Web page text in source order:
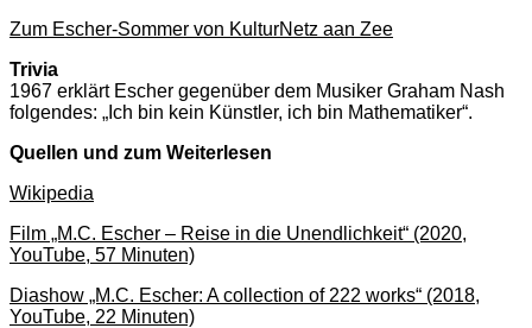
Zum Escher-Sommer von KulturNetz aan Zee
Trivia
1967 erklärt Escher gegenüber dem Musiker Graham Nash
folgendes: „Ich bin kein Künstler, ich bin Mathematiker“.
Quellen und zum Weiterlesen
Wikipedia
Film „M.C. Escher – Reise in die Unendlichkeit“ (2020,
YouTube, 57 Minuten)
Diashow „M.C. Escher: A collection of 222 works“ (2018,
YouTube, 22 Minuten)